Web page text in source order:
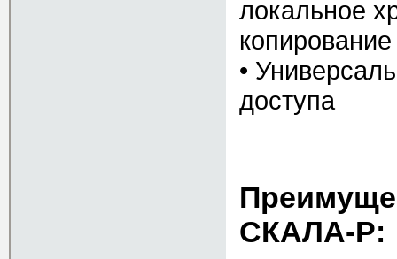
локальное
копирование
•
доступа
СКАЛА-Р: